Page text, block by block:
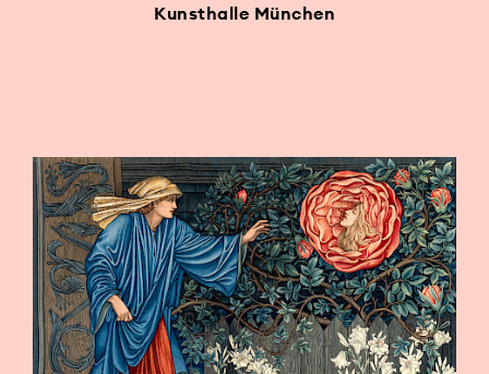
Kunsthalle München